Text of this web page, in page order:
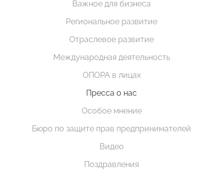
Важное для бизнеса
Региональное развитие
Отраслевое развитие
Международная деятельность
ОПОРА в лицах
Пресса о нас
Особое мнение
Бюро по защите прав предпринимателей
Видео
Поздравления